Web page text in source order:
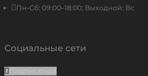
Пн-Сб: 09:00–18:00; Выходной: Вс
Социальные сети
Подписаться